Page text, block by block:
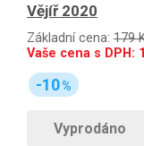
Vějíř 2020
Základní cena: 179
Vaše cena s DPH:
-10%
Vyprodáno